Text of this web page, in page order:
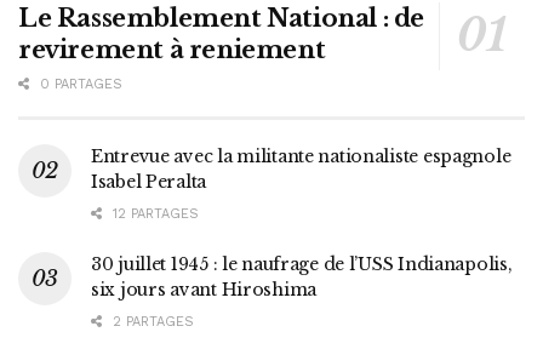
Le Rassemblement National : de
revirement à reniement
0 PARTAGES
Entrevue avec la militante nationaliste espagnole
Isabel Peralta
12 PARTAGES
30 juillet 1945 : le naufrage de l’USS Indianapolis,
six jours avant Hiroshima
2 PARTAGES